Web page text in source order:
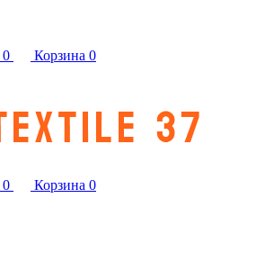
0 Корзина 0
0 Корзина 0